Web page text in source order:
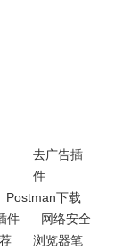
去广告插
件
Postman下载
件
网络安全
浏览器笔